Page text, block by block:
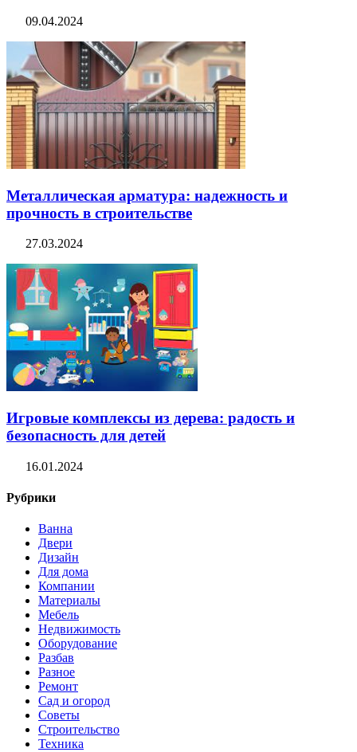
09.04.2024
Металлическая арматура: надежность и
прочность в строительстве
27.03.2024
Игровые комплексы из дерева: радость и
безопасность для детей
16.01.2024
Рубрики
Ванна
Двери
Дизайн
Для дома
Компании
Материалы
Мебель
Недвижимость
Оборудование
Разбав
Разное
Ремонт
Сад и огород
Советы
Строительство
Техника